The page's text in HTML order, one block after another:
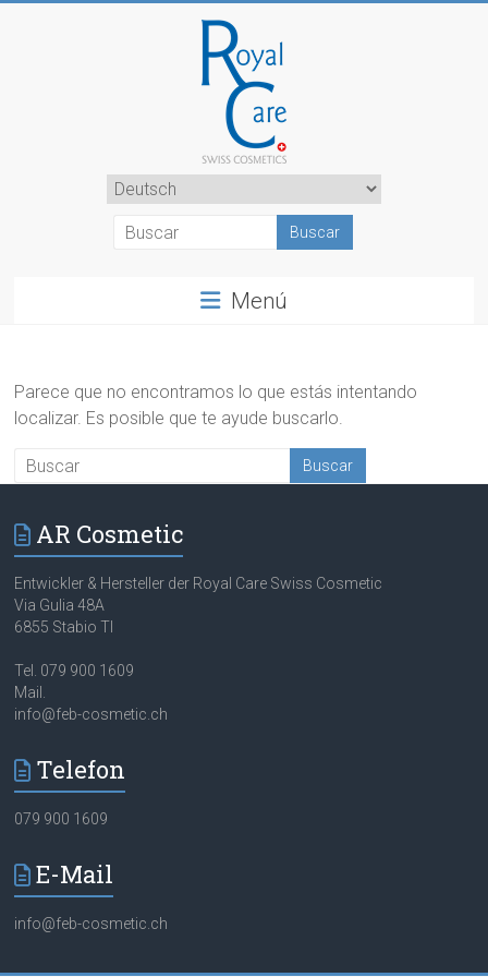
RoyalCosmetics
Elegir
un
idioma
Menú
Parece que no encontramos lo que estás intentando
localizar. Es posible que te ayude buscarlo.
AR Cosmetic
Entwickler & Hersteller der Royal Care Swiss Cosmetic
Via Gulia 48A
6855 Stabio TI
Tel. 079 900 1609
Mail.
info@feb-cosmetic.ch
Telefon
079 900 1609
E-Mail
info@feb-cosmetic.ch